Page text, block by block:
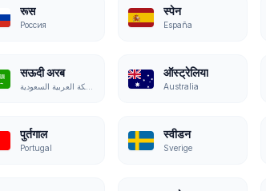
रूस
Россия
स्पेन
España
सऊदी अरब ऑस्ट्रेलिया
Australia
पुर्तगाल
Portugal
स्वीडन
Sverige